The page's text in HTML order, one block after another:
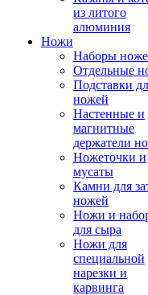
из литого
алюминия
Ножи
Наборы
Отдельные
Подставки
ножей
Настенные и
магнитные
держатели
Ножеточки и
мусаты
Камни для
ножей
Ножи и
для сыра
Ножи для
специальной
нарезки и
карвинга